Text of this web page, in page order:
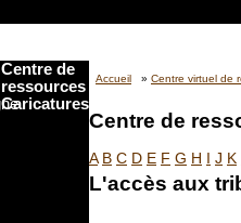
Centre de
ressources
Caricatures
Accueil » Centre virtuel de
Centre de
A B C D E F G H I J K
L'accès aux